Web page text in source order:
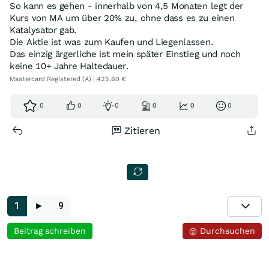
So kann es gehen - innerhalb von 4,5 Monaten legt der
Kurs von MA um über 20% zu, ohne dass es zu einen
Katalysator gab.
Die Aktie ist was zum Kaufen und Liegenlassen.
Das einzig ärgerliche ist mein später Einstieg und noch
keine 10+ Jahre Haltedauer.
Mastercard Registered (A) | 425,60 €
0 0 0 0 0 0
Zitieren
1 ► 9
Durchsuchen
Beitrag schreiben